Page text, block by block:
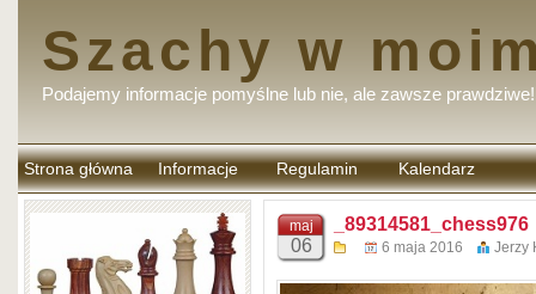
Szachy w
Podajemy informacje pomyślne lub nie, ale zawsze prawdziwe!
Strona główna Informacje Regulamin
komentarzy
Kalendarz
maj
06
_89314581_chess976
6 maja 2016 Jerzy